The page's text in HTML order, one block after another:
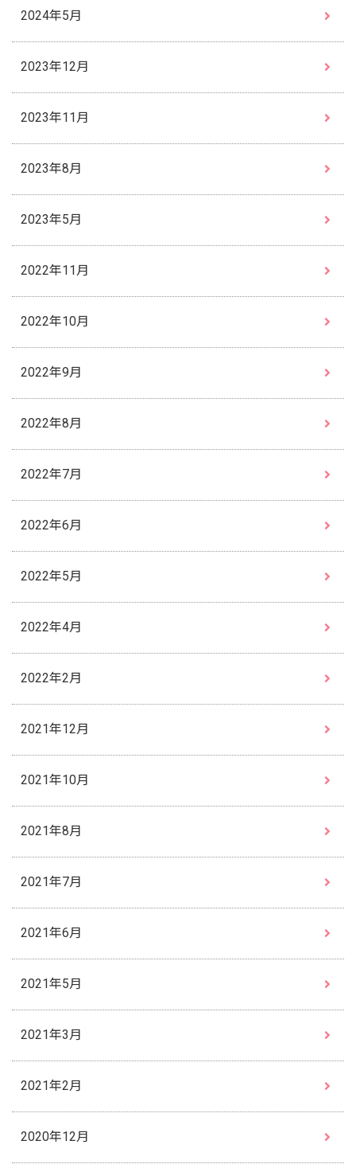
2024年5月
2023年12月
2023年11月
2023年8月
2023年5月
2022年11月
2022年10月
2022年9月
2022年8月
2022年7月
2022年6月
2022年5月
2022年4月
2022年2月
2021年12月
2021年10月
2021年8月
2021年7月
2021年6月
2021年5月
2021年3月
2021年2月
2020年12月